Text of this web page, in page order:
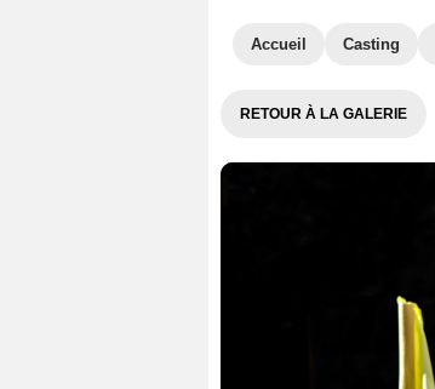
Accueil Casting
RETOUR À LA GALERIE